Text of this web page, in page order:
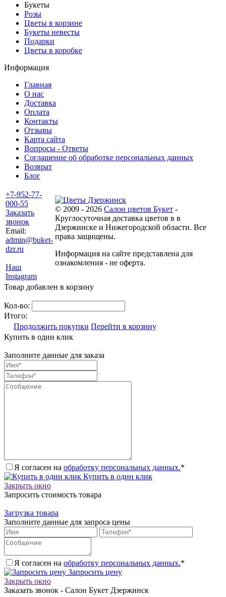
Букеты
Розы
Цветы в корзине
Букеты невесты
Подарки
Цветы в коробке
Информация
Главная
О нас
Доставка
Оплата
Контакты
Отзывы
Карта сайта
Вопросы - Ответы
Соглашение об обработке персональных данных
Возврат
Блог
+7-952-77-
000-55
Заказать
звонок
Email:
admin@buket-
dzr.ru
Наш
Instagram
© 2009 - 2026 Салон цветов Букет -
Круглосуточная доставка цветов в в
Дзержинске и Нижегородской области. Все
права защищены.
Информация на сайте представлена для
ознакомления - не оферта.
Товар добавлен в корзину
Кол-во:
Итого:
Продолжить покупки Перейти в корзину
Купить в один клик
Заполните данные для заказа
Я согласен на обработку персональных данных.*
Купить в один клик
Закрыть окно
Запросить стоимость товара
Загрузка товара
Заполните данные для запроса цены
Я согласен на обработку персональных данных.*
Запросить цену
Закрыть окно
Заказать звонок - Салон Букет Дзержинск